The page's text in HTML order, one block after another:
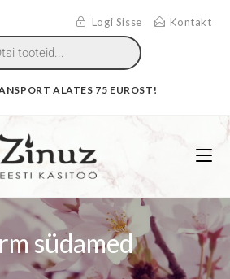
Logi Sisse Kontakt
ALATES 75 EUROST!
südamed